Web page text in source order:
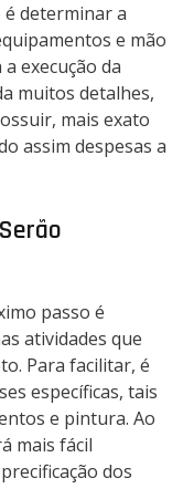
determinar a
e mão
execução da
muitos detalhes,
mais exato
assim despesas a
passo é
atividades que
Para facilitar, é
específicas, tais
e pintura. Ao
mais fácil
dos